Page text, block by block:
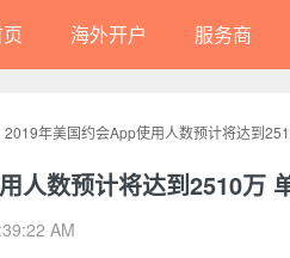
海外开户 服务商
2019年美国约会App使用人数预计将达到
人数预计将达到2510万
AM